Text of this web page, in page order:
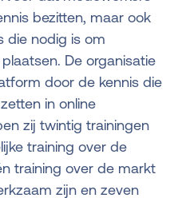
bezitten, maar ook
die nodig is om
De organisatie
door de kennis die
in online
zij twintig trainingen
training over de
training over de markt
zijn en zeven